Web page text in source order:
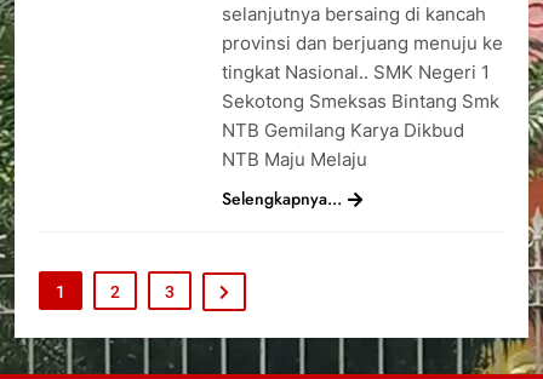
selanjutnya bersaing di kancah
provinsi dan berjuang menuju ke
tingkat Nasional.. SMK Negeri 1
Sekotong Smeksas Bintang Smk
NTB Gemilang Karya Dikbud
NTB Maju Melaju
Selengkapnya...
1 2 3